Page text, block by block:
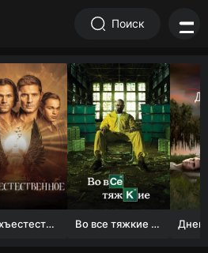
Поиск
Сверхъестественное Во все тяжкие 1-5 сезон